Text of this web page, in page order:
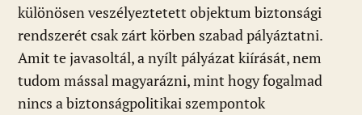
különösen veszélyeztetett objektum biztonsági
rendszerét csak zárt körben szabad pályáztatni.
Amit te javasoltál, a nyílt pályázat kiírását, nem
tudom mással magyarázni, mint hogy fogalmad
nincs a biztonságpolitikai szempontok